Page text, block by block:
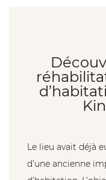
DE MAISON
SURÉLÉVATION
EXTÉRIEURS
BUREAUX /
AUTORISATIONS
agences
Le lieu avait déjà
d’une ancienne